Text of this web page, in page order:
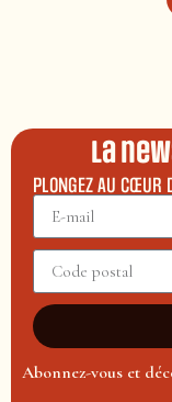
La
PLONGEZ AU CŒUR
Abonnez-vous et